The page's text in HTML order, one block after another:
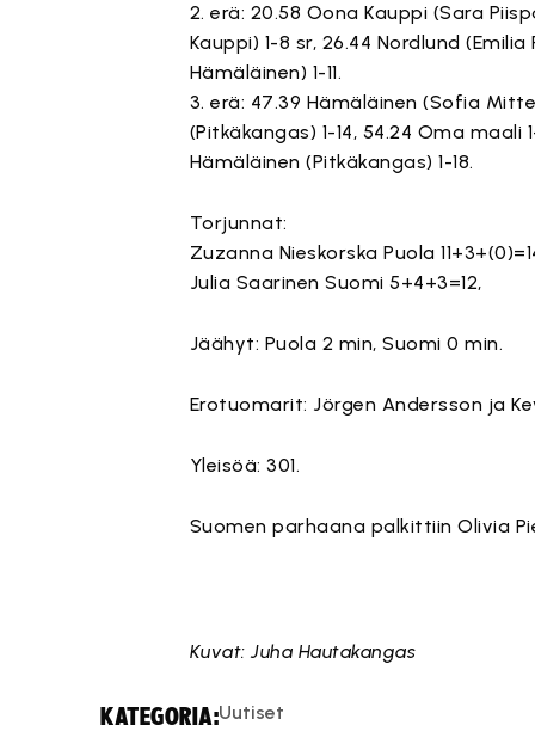
2. erä: 20.58 Oona Kauppi (Sara
Kauppi) 1-8 sr, 26.44 Nordlund
Hämäläinen) 1-11.
3. erä: 47.39 Hämäläinen (Sofia
(Pitkäkangas) 1-14, 54.24 Oma maali
Hämäläinen (Pitkäkangas) 1-18.
Torjunnat:
Zuzanna Nieskorska Puola
Julia Saarinen Suomi 5+4+3=12,
Jäähyt: Puola 2 min, Suomi 0 min.
Erotuomarit: Jörgen Andersson ja
Yleisöä: 301.
Suomen parhaana palkittiin Olivia
Kuvat: Juha Hautakangas
KATEGORIA:Uutiset